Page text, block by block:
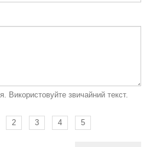
Використовуйте звичайний текст.
2 3 4 5